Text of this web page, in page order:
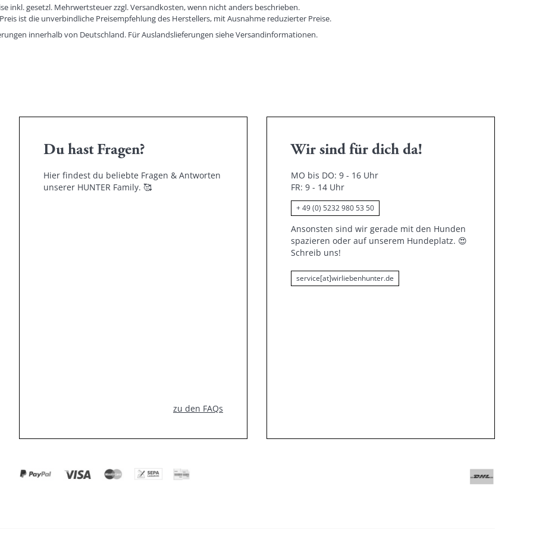
inkl. gesetzl. Mehrwertsteuer zzgl. Versandkosten, wenn nicht anders beschrieben.
ist die unverbindliche Preisempfehlung des Herstellers, mit Ausnahme reduzierter Preise.
innerhalb von Deutschland. Für Auslandslieferungen sieheVersandinformationen.
Du hast Fragen?
Hier findest du beliebte Fragen & Antworten
unserer HUNTER Family. 🥰
zu den FAQs
Wir sind für dich da!
MO bis DO: 9 - 16 Uhr
FR: 9 - 14 Uhr
+ 49 (0) 5232 980 53 50
Ansonsten sind wir gerade mit den Hunden
spazieren oder auf unserem Hundeplatz. 😍
Schreib uns!
service[at]wirliebenhunter.de